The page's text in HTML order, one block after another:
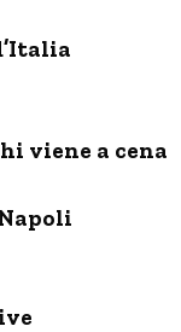
viene a cena